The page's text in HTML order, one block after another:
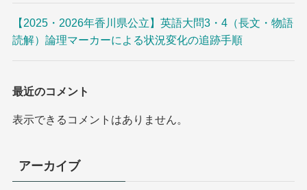
【2025・2026年香川県公立】英語大問3・4（長文・物語
読解）論理マーカーによる状況変化の追跡手順
最近のコメント
表示できるコメントはありません。
アーカイブ